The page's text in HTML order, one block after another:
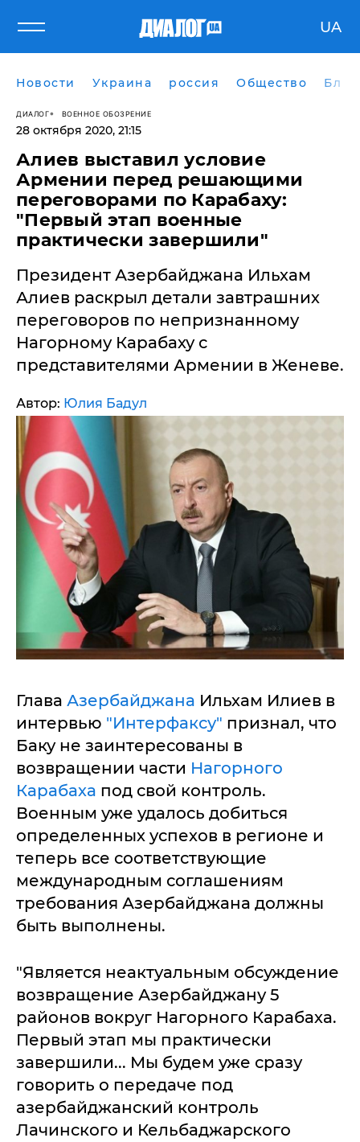
UA
Новости Украина россия Общество
ДИАЛОГ ВОЕННОЕ ОБОЗРЕНИЕ
28 октября 2020, 21:15
Алиев выставил условие
Армении перед решающими
переговорами по Карабаху:
"Первый этап военные
практически завершили"
Президент Азербайджана Ильхам
Алиев раскрыл детали завтрашних
переговоров по непризнанному
Нагорному Карабаху с
представителями Армении в Женеве.
Автор: Юлия Бадул
Глава Азербайджана Ильхам Илиев в
интервью "Интерфаксу" признал, что
Баку не заинтересованы в
возвращении части Нагорного
Карабаха под свой контроль.
Военным уже удалось добиться
определенных успехов в регионе и
теперь все соответствующие
международным соглашениям
требования Азербайджана должны
быть выполнены.
"Является неактуальным обсуждение
возвращение Азербайджану 5
районов вокруг Нагорного Карабаха.
Первый этап мы практически
завершили... Мы будем уже сразу
говорить о передаче под
азербайджанский контроль
Лачинского и Кельбаджарского